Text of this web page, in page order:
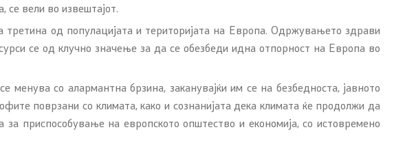
вели во извештајот.
од популацијата и територијата на Европа. Одржувањето здрави
се од клучно значење за да се обезбеди идна отпорност на Европа во
со алармантна брзина, заканувајќи им се на безбедноста, јавното
поврзани со климата, како и сознанијата дека климата ќе продолжи да
приспособување на европското општество и економија, со истовремено